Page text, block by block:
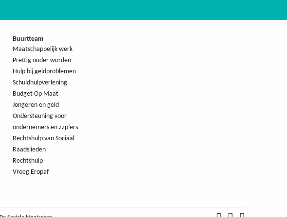
Buurtteam
Maatschappelijk werk
Prettig ouder worden
Hulp bij geldproblemen
Schuldhulpverlening
Budget Op Maat
Jongeren en geld
Ondersteuning voor
ondernemers en zzp’ers
Rechtshulp van Sociaal
Raadslieden
Rechtshulp
Vroeg Eropaf